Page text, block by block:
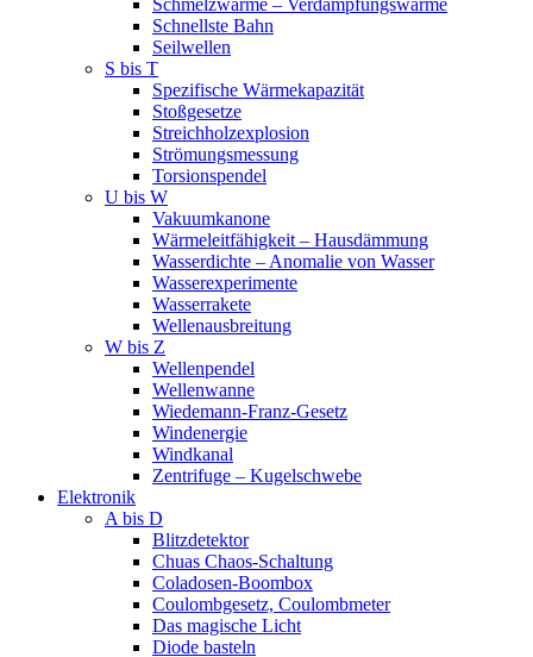
Schnellste Bahn
Seilwellen
S bis T
Spezifische Wärmekapazität
Stoßgesetze
Streichholzexplosion
Strömungsmessung
Torsionspendel
U bis W
Vakuumkanone
Wärmeleitfähigkeit – Hausdämmung
Wasserdichte – Anomalie von Wasser
Wasserexperimente
Wasserrakete
Wellenausbreitung
W bis Z
Wellenpendel
Wellenwanne
Wiedemann-Franz-Gesetz
Windenergie
Windkanal
Zentrifuge – Kugelschwebe
Elektronik
A bis D
Blitzdetektor
Chuas Chaos-Schaltung
Coladosen-Boombox
Coulombgesetz, Coulombmeter
Das magische Licht
Diode basteln